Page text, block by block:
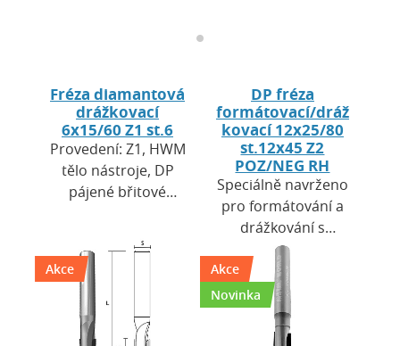
Fréza diamantová
drážkovací
6x15/60 Z1 st.6
Provedení: Z1, HWM
tělo nástroje, DP
pájené břitové
destiček H = 2,7
mm. Použití: pro
CNC…
Akce
DP fréza
formátovací/dráž
kovací 12x25/80
st.12x45 Z2
POZ/NEG RH
Speciálně navrženo
pro formátování a
drážkování s
oboustranně čistou
řeznou hranou.
HW tělo s vysokou
mechanickou
odolností. …
Akce
Novinka